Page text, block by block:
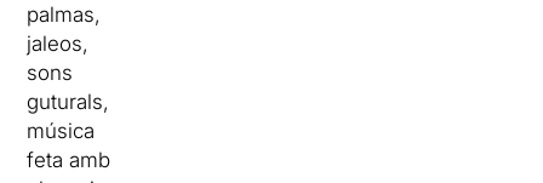
palmas,
jaleos,
sons
guturals,
música
feta amb